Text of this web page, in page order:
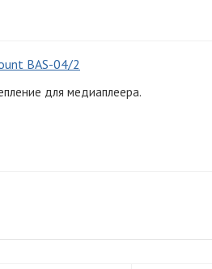
BAS-04/2
для медиаплеера.